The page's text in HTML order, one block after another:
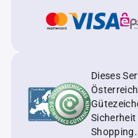
Dieses
Shopping.